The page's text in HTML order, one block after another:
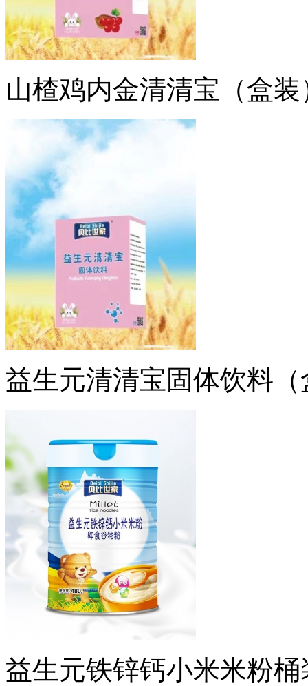
山楂鸡内金清清宝（盒装
益生元清清宝固体饮料（
益生元铁锌钙小米米粉桶